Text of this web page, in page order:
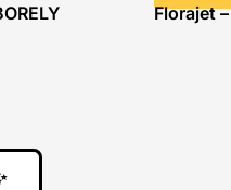
Florajet –